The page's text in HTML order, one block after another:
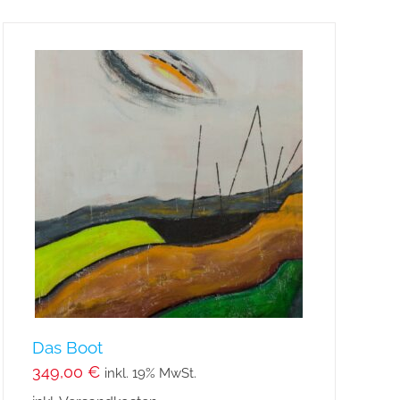
Das Boot
349,00 € inkl. 19% MwSt.